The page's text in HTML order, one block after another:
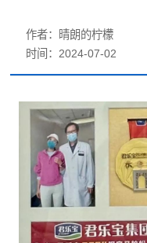
作者：晴朗的柠檬
时间：2024-07-02